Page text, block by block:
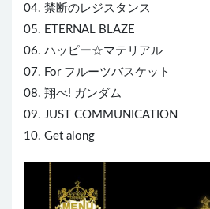
04. 禁断のレジスタンス
05. ETERNAL BLAZE
06. ハッピー☆マテリアル
07. For フルーツバスケット
08. 翔べ! ガンダム
09. JUST COMMUNICATION
10. Get along